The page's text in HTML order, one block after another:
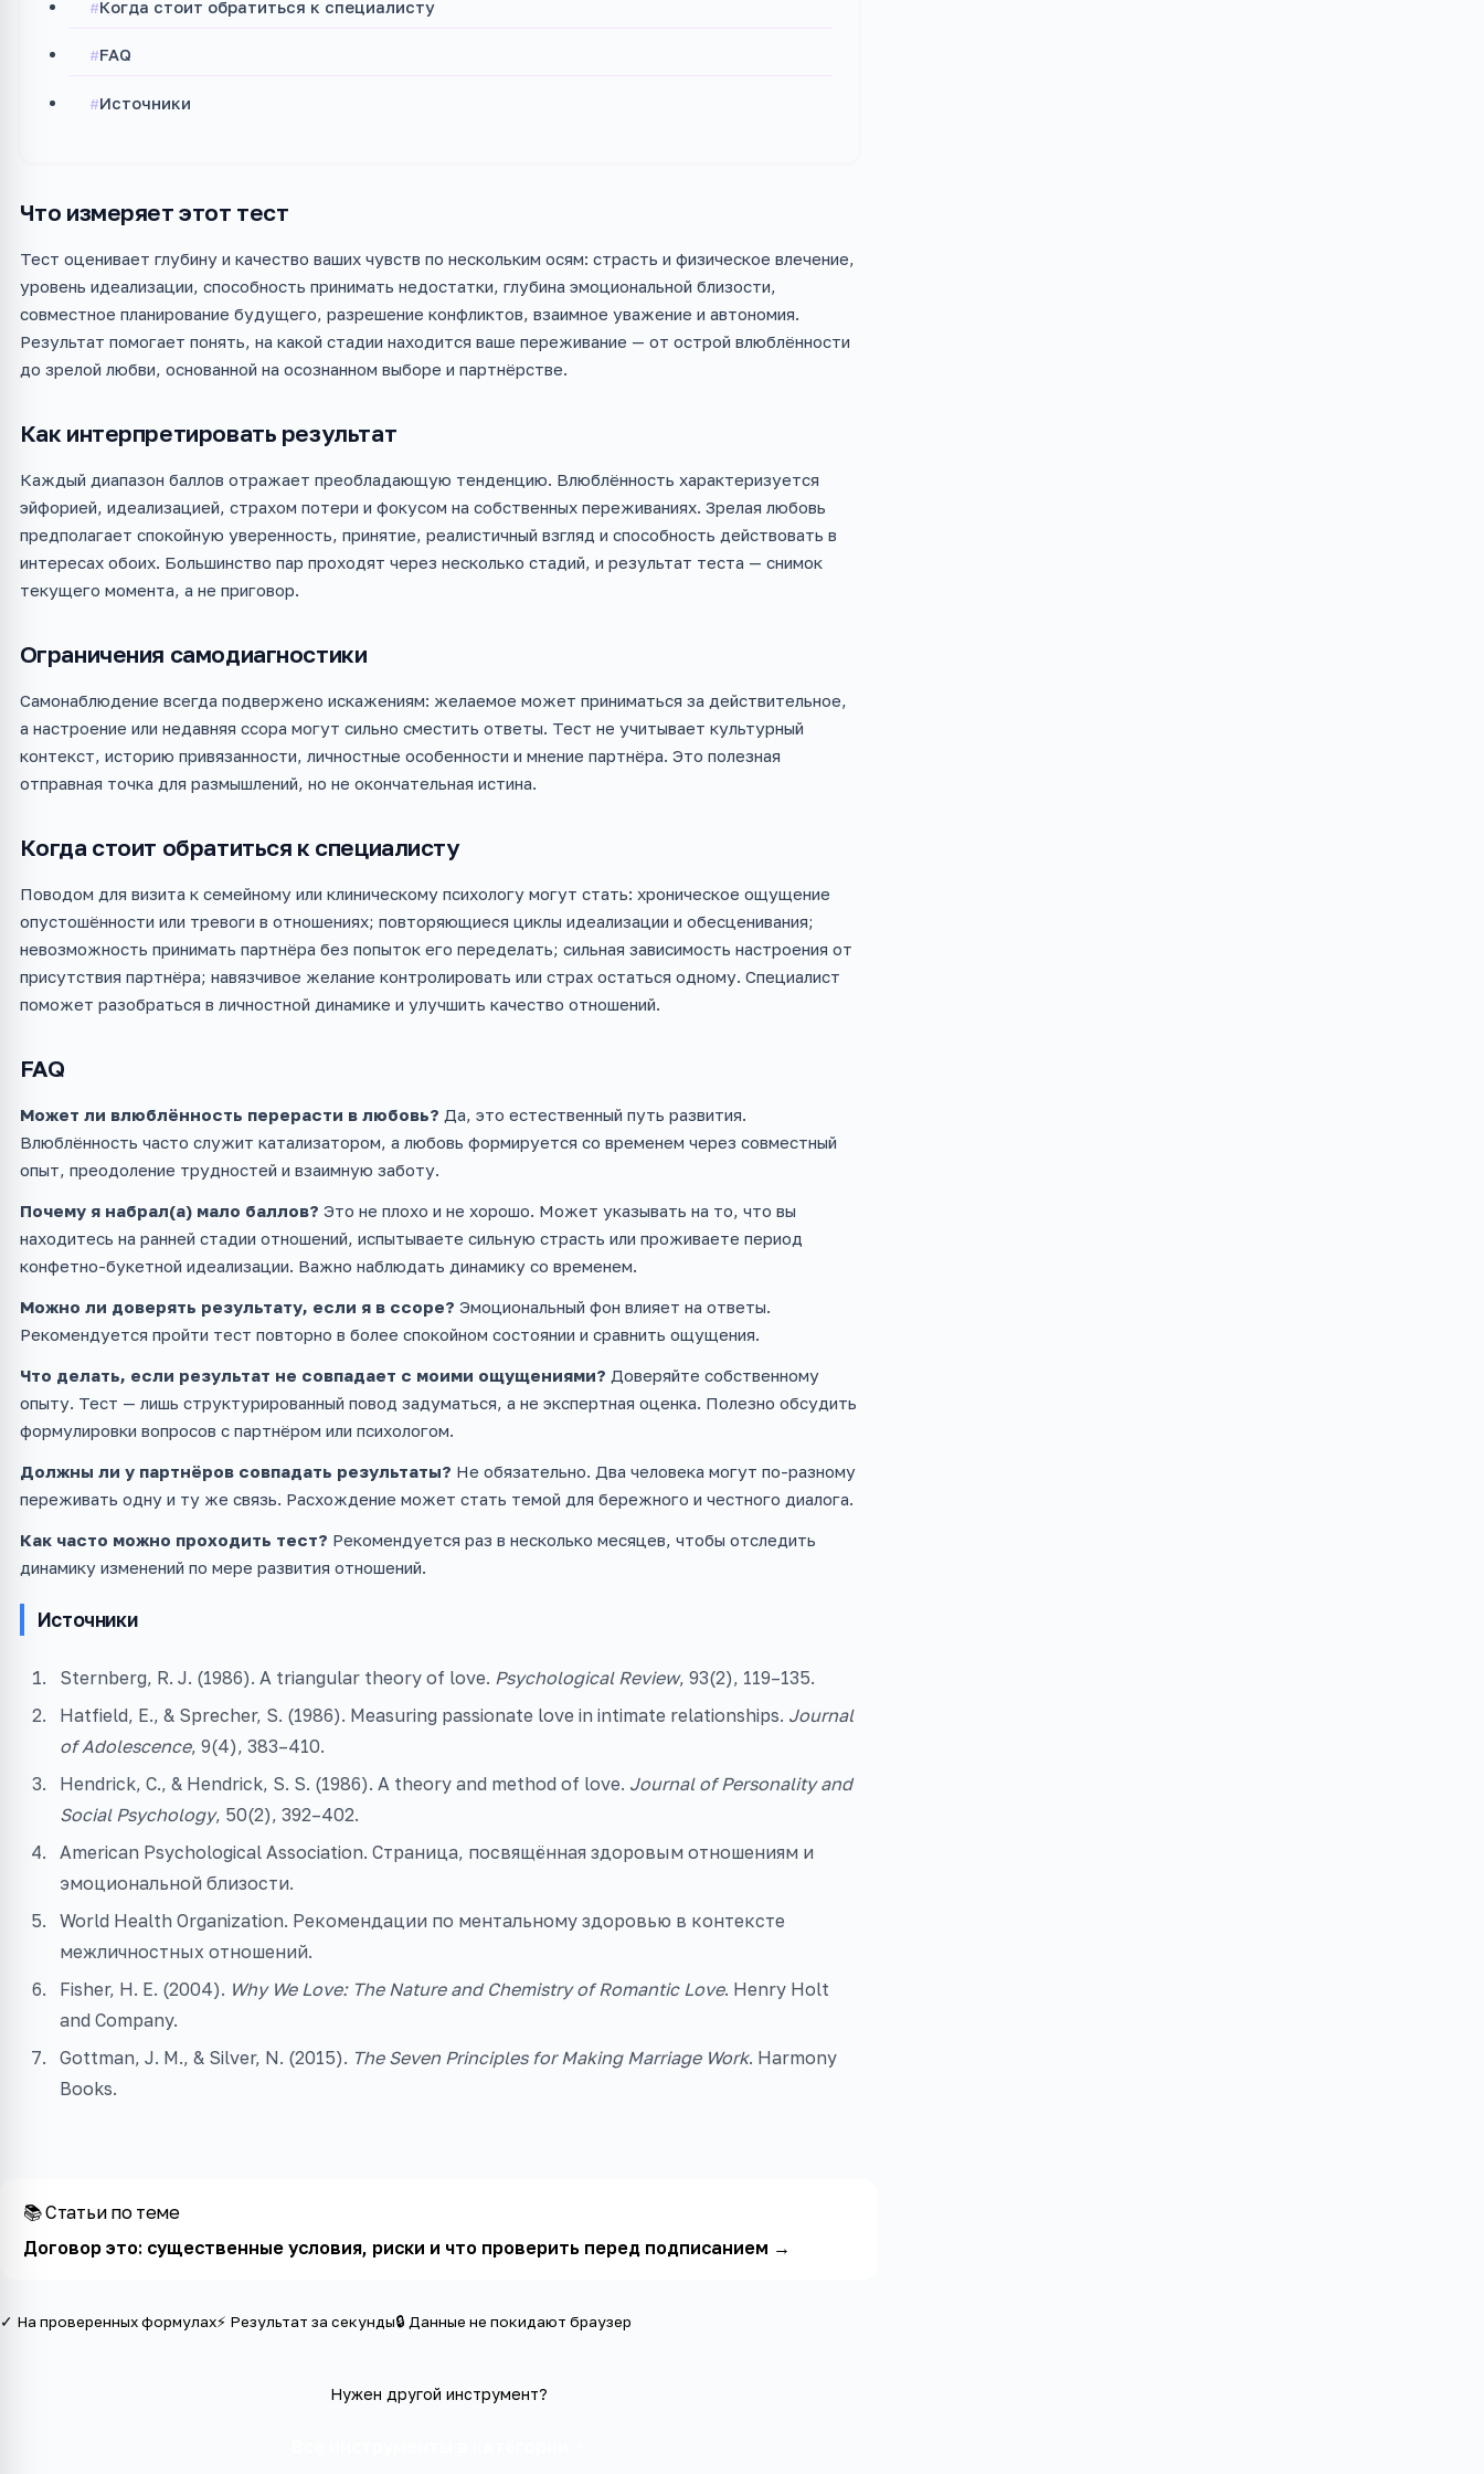
Когда стоит обратиться к специалисту
FAQ
Источники
Что измеряет этот тест
Тест оценивает глубину и качество ваших чувств по нескольким осям: страсть и физическое влечение,
уровень идеализации, способность принимать недостатки, глубина эмоциональной близости,
совместное планирование будущего, разрешение конфликтов, взаимное уважение и автономия.
Результат помогает понять, на какой стадии находится ваше переживание — от острой влюблённости
до зрелой любви, основанной на осознанном выборе и партнёрстве.
Как интерпретировать результат
Каждый диапазон баллов отражает преобладающую тенденцию. Влюблённость характеризуется
эйфорией, идеализацией, страхом потери и фокусом на собственных переживаниях. Зрелая любовь
предполагает спокойную уверенность, принятие, реалистичный взгляд и способность действовать в
интересах обоих. Большинство пар проходят через несколько стадий, и результат теста — снимок
текущего момента, а не приговор.
Ограничения самодиагностики
Самонаблюдение всегда подвержено искажениям: желаемое может приниматься за действительное,
а настроение или недавняя ссора могут сильно сместить ответы. Тест не учитывает культурный
контекст, историю привязанности, личностные особенности и мнение партнёра. Это полезная
отправная точка для размышлений, но не окончательная истина.
Когда стоит обратиться к специалисту
Поводом для визита к семейному или клиническому психологу могут стать: хроническое ощущение
опустошённости или тревоги в отношениях; повторяющиеся циклы идеализации и обесценивания;
невозможность принимать партнёра без попыток его переделать; сильная зависимость настроения от
присутствия партнёра; навязчивое желание контролировать или страх остаться одному. Специалист
поможет разобраться в личностной динамике и улучшить качество отношений.
FAQ
Может ли влюблённость перерасти в любовь? Да, это естественный путь развития.
Влюблённость часто служит катализатором, а любовь формируется со временем через совместный
опыт, преодоление трудностей и взаимную заботу.
Почему я набрал(а) мало баллов? Это не плохо и не хорошо. Может указывать на то, что вы
находитесь на ранней стадии отношений, испытываете сильную страсть или проживаете период
конфетно-букетной идеализации. Важно наблюдать динамику со временем.
Можно ли доверять результату, если я в ссоре? Эмоциональный фон влияет на ответы.
Рекомендуется пройти тест повторно в более спокойном состоянии и сравнить ощущения.
Что делать, если результат не совпадает с моими ощущениями? Доверяйте собственному
опыту. Тест — лишь структурированный повод задуматься, а не экспертная оценка. Полезно обсудить
формулировки вопросов с партнёром или психологом.
Должны ли у партнёров совпадать результаты? Не обязательно. Два человека могут по-разному
переживать одну и ту же связь. Расхождение может стать темой для бережного и честного диалога.
Как часто можно проходить тест? Рекомендуется раз в несколько месяцев, чтобы отследить
динамику изменений по мере развития отношений.
Источники
Sternberg, R. J. (1986). A triangular theory of love. Psychological Review, 93(2), 119–135.
Hatfield, E., & Sprecher, S. (1986). Measuring passionate love in intimate relationships. Journal
of Adolescence, 9(4), 383–410.
Hendrick, C., & Hendrick, S. S. (1986). A theory and method of love. Journal of Personality and
Social Psychology, 50(2), 392–402.
American Psychological Association. Страница, посвящённая здоровым отношениям и
эмоциональной близости.
World Health Organization. Рекомендации по ментальному здоровью в контексте
межличностных отношений.
Fisher, H. E. (2004). Why We Love: The Nature and Chemistry of Romantic Love. Henry Holt
and Company.
Gottman, J. M., & Silver, N. (2015). The Seven Principles for Making Marriage Work. Harmony
Books.
📚 Статьи по теме
Договор это: существенные условия, риски и что проверить перед подписанием →
✓ На проверенных формулах⚡ Результат за секунды🔒 Данные не покидают браузер
Нужен другой инструмент?